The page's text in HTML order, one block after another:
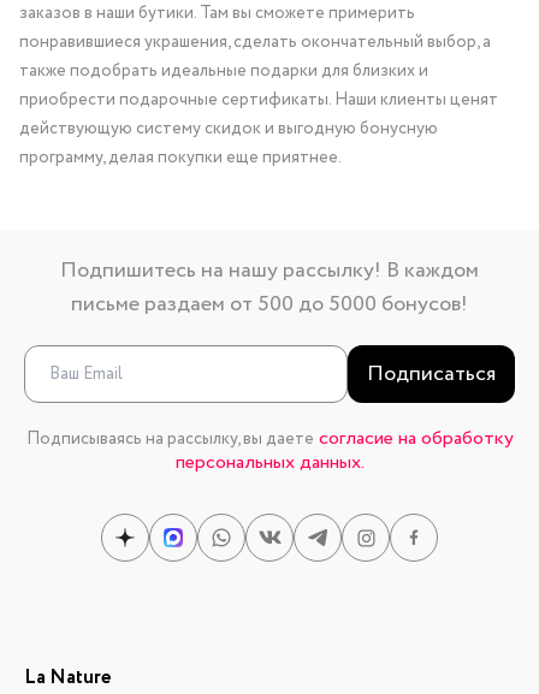
заказов в наши бутики. Там вы сможете примерить
понравившиеся украшения, сделать окончательный выбор, а
также подобрать идеальные подарки для близких и
приобрести подарочные сертификаты. Наши клиенты ценят
действующую систему скидок и выгодную бонусную
программу, делая покупки еще приятнее.
Подпишитесь на нашу рассылку! В каждом
письме раздаем от 500 до 5000 бонусов!
Подписаться
Подписываясь на рассылку, вы даете согласие на обработку
персональных данных.
La Nature